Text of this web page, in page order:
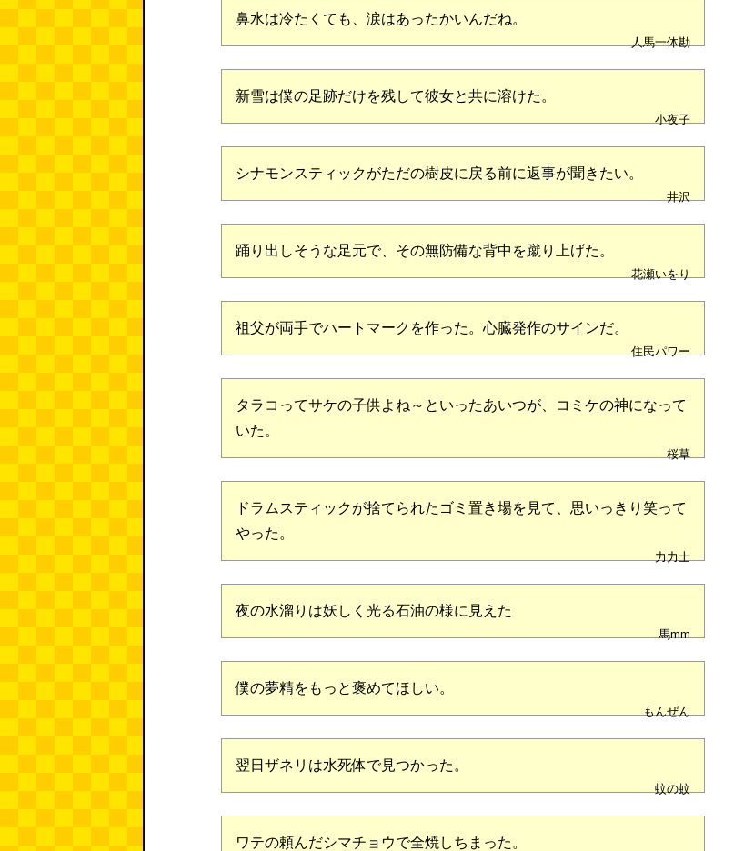
鼻水は冷たくても、涙はあったかいんだね。
人馬一体勘
新雪は僕の足跡だけを残して彼女と共に溶けた。
小夜子
シナモンスティックがただの樹皮に戻る前に返事が聞きたい。
井沢
踊り出しそうな足元で、その無防備な背中を蹴り上げた。
花瀬いをり
祖父が両手でハートマークを作った。心臓発作のサインだ。
住民パワー
タラコってサケの子供よね～といったあいつが、コミケの神になって
いた。
桜草
ドラムスティックが捨てられたゴミ置き場を見て、思いっきり笑って
やった。
力力士
夜の水溜りは妖しく光る石油の様に見えた
馬mm
僕の夢精をもっと褒めてほしい。
もんぜん
翌日ザネリは水死体で見つかった。
蚊の蚊
ワテの頼んだシマチョウで全焼しちまった。